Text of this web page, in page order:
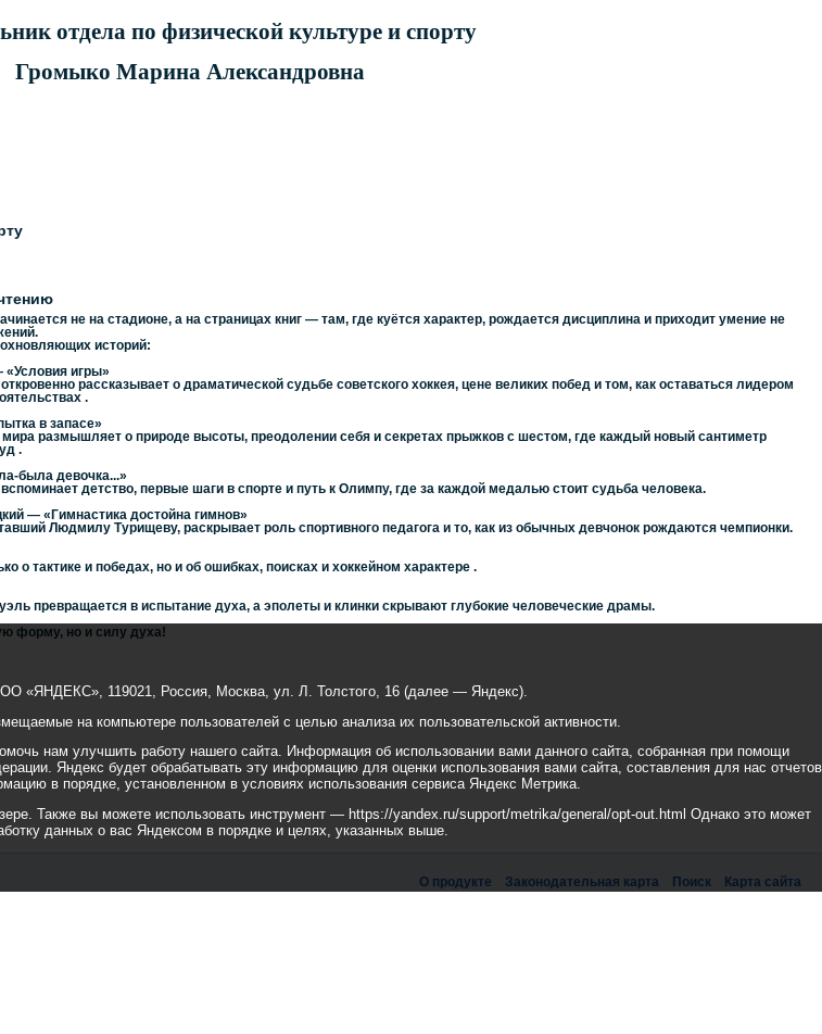
отдела по физической культуре и спорту
Громыко Марина Александровна
не на стадионе, а на страницах книг — там, где куётся характер, рождается дисциплина и приходит умение не
историй:
игры»
рассказывает о драматической судьбе советского хоккея, цене великих побед и том, как оставаться лидером
.
в запасе»
размышляет о природе высоты, преодолении себя и секретах прыжков с шестом, где каждый новый сантиметр
.
была девочка...»
детство, первые шаги в спорте и путь к Олимпу, где за каждой медалью стоит судьба человека.
— «Гимнастика достойна гимнов»
Людмилу Турищеву, раскрывает роль спортивного педагога и то, как из обычных девчонок рождаются чемпионки.
о тактике и победах, но и об ошибках, поисках и хоккейном характере .
превращается в испытание духа, а эполеты и клинки скрывают глубокие человеческие драмы.
форму, но и силу духа!
О продукте Законодательная карта Поиск Карта сайта
«ЯНДЕКС», 119021, Россия, Москва, ул. Л. Толстого, 16 (далее — Яндекс).
на компьютере пользователей с целью анализа их пользовательской активности.
нам улучшить работу нашего сайта. Информация об использовании вами данного сайта, собранная при помощи
Яндекс будет обрабатывать эту информацию для оценки использования вами сайта, составления для нас
в порядке, установленном в условиях использования сервиса Яндекс Метрика.
Также вы можете использовать инструмент — https://yandex.ru/support/metrika/general/opt-out.html Однако это может
данных о вас Яндексом в порядке и целях, указанных выше.